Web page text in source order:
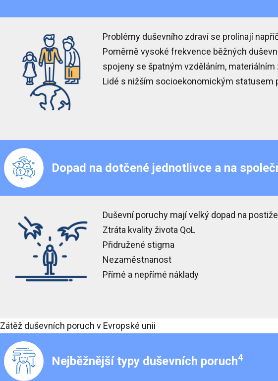
Problémy duševního zdraví se prolínají
Poměrně vysoké frekvence běžných
spojeny se špatným vzděláním,
Lidé s nižším socioekonomickým statusem
Dopad na dotčené jednotlivce a na
Duševní poruchy majívelký dopad na
Ztráta kvality života QoL
Přidružené stigma
Nezaměstnanost
Přímé a nepřímé náklady
Zátěž duševních poruch v Evropské unii
Nejběžnější typy duševních poruch4